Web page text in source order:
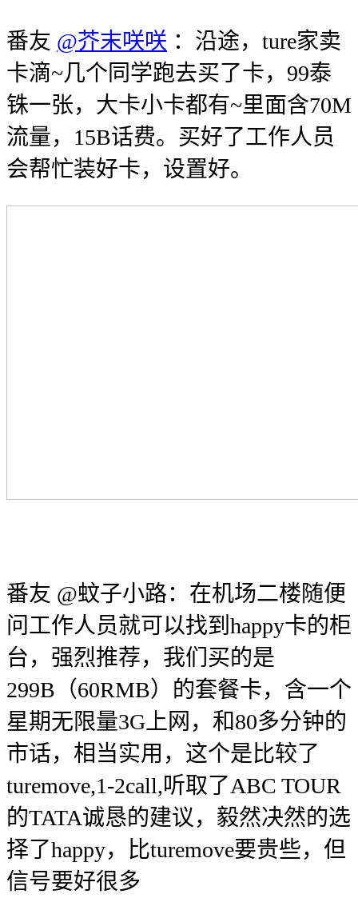
番友 @芥末咲咲 ：沿途，ture家卖
卡滴~几个同学跑去买了卡，99泰
铢一张，大卡小卡都有~里面含70M
流量，15B话费。买好了工作人员
会帮忙装好卡，设置好。
番友 @蚊子小路：在机场二楼随便
问工作人员就可以找到happy卡的柜
台，强烈推荐，我们买的是
299B（60RMB）的套餐卡，含一个
星期无限量3G上网，和80多分钟的
市话，相当实用，这个是比较了
turemove,1-2call,听取了ABC TOUR
的TATA诚恳的建议，毅然决然的选
择了happy，比turemove要贵些，但
信号要好很多